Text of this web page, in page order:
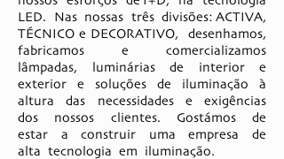
LED. Nas nossas três divisões: ACTIVA,
TÉCNICO e DECORATIVO, desenhamos,
fabricamos e comercializamos
lâmpadas, luminárias de interior e
exterior e soluções de iluminação à
altura das necessidades e exigências
dos nossos clientes. Gostámos de
estar a construir uma empresa de
alta tecnologia em iluminação.​